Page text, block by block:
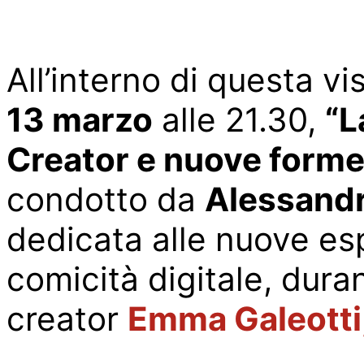
All’interno di questa
13 marzo alle 21.30,
Creator e nuove
condotto da
dedicata alle nuove
comicità digitale,
creator Emma